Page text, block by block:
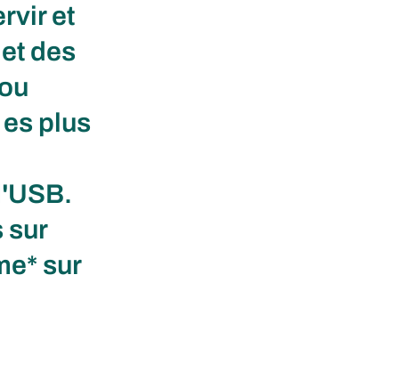
et
des
plus
sur
sur